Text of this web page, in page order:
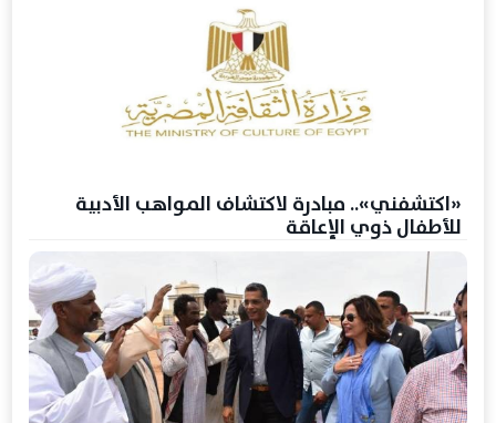
«اكتشفني».. مبادرة لاكتشاف المواهب الأدبية
للأطفال ذوي الإعاقة